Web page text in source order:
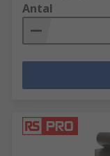
Antal